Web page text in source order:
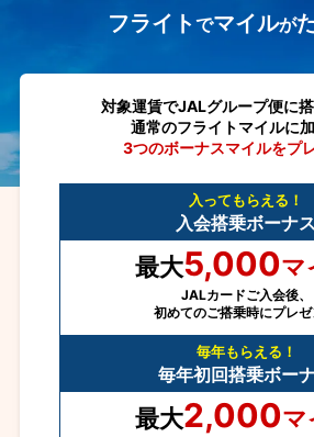
フライトでマイルが
対象運賃でJALグループ便に搭
通常のフライトマイルに加
3つのボーナスマイルをプ
入ってもらえる！
入会搭乗ボーナス
最大5,000マ
JALカードご入会後、
初めてのご搭乗時にプレゼ
毎年もらえる！
毎年初回搭乗ボー
最大2,000マ